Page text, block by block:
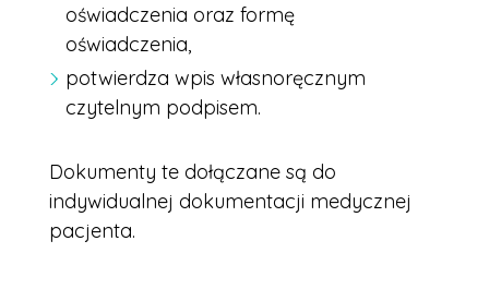
oświadczenia oraz formę
oświadczenia,
potwierdza wpis własnoręcznym
czytelnym podpisem.
Dokumenty te dołączane są do
indywidualnej dokumentacji medycznej
pacjenta.